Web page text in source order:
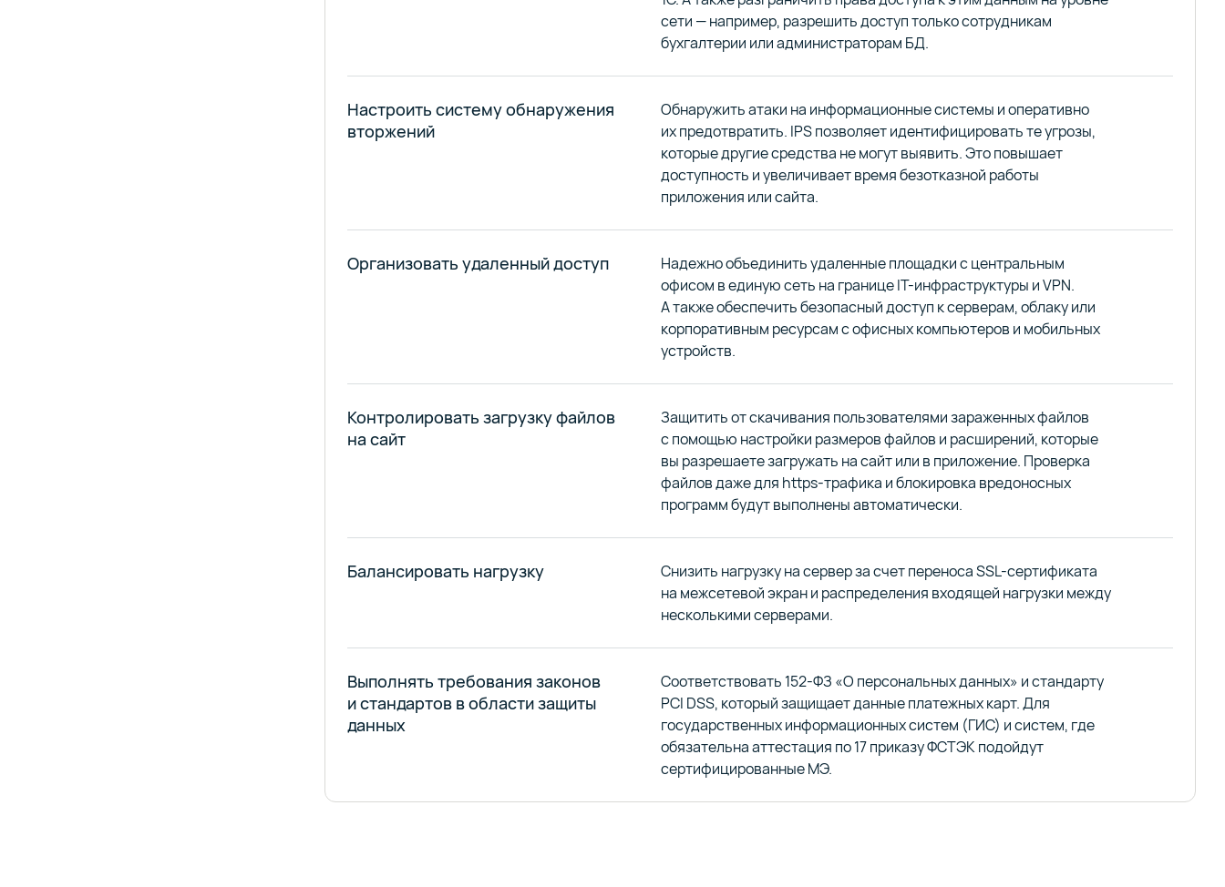
сети — например, разрешить доступ только сотрудникам
бухгалтерии или администраторам БД.
Настроить систему обнаружения
вторжений
Обнаружить атаки на информационные системы и оперативно
их предотвратить. IPS позволяет идентифицировать те угрозы,
которые другие средства не могут выявить. Это повышает
доступность и увеличивает время безотказной работы
приложения или сайта.
Организовать удаленный доступ
Надежно объединить удаленные площадки с центральным
офисом в единую сеть на границе IT-инфраструктуры и VPN.
А также обеспечить безопасный доступ к серверам, облаку или
корпоративным ресурсам с офисных компьютеров и мобильных
устройств.
Контролировать загрузку файлов
на сайт
Защитить от скачивания пользователями зараженных файлов
с помощью настройки размеров файлов и расширений, которые
вы разрешаете загружать на сайт или в приложение. Проверка
файлов даже для https-трафика и блокировка вредоносных
программ будут выполнены автоматически.
Балансировать нагрузку
Снизить нагрузку на сервер за счет переноса SSL-сертификата
на межсетевой экран и распределения входящей нагрузки между
несколькими серверами.
Выполнять требования законов
и стандартов в области защиты
данных
Соответствовать 152-ФЗ «О персональных данных» и стандарту
PCI DSS, который защищает данные платежных карт. Для
государственных информационных систем (ГИС) и систем, где
обязательна аттестация по 17 приказу ФСТЭК подойдут
сертифицированные МЭ.